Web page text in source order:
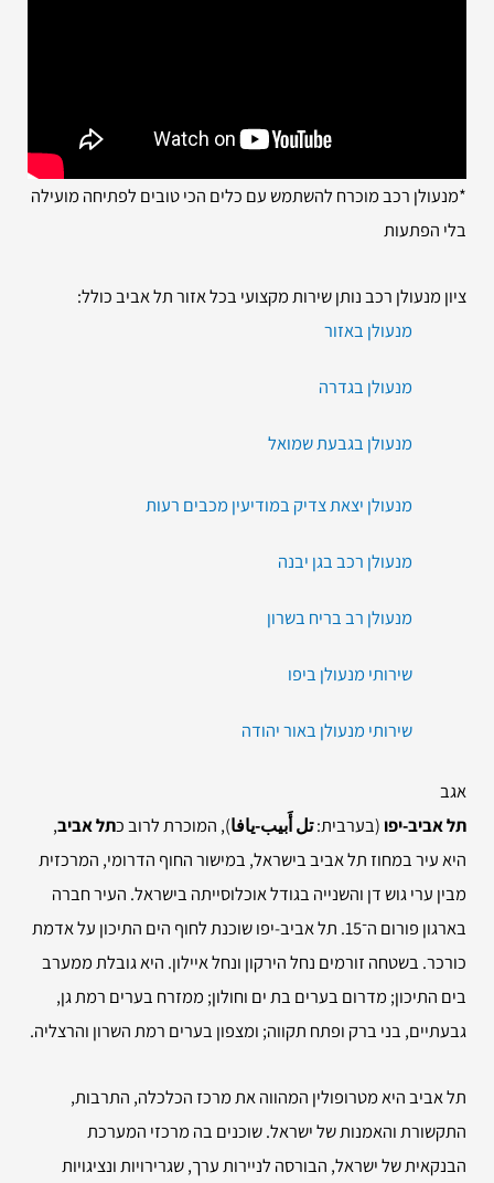
*מנעולן רכב מוכרח להשתמש עם כלים הכי טובים לפתיחה מועילה
בלי הפתעות
ציון מנעולן רכב נותן שירות מקצועי בכל אזור תל אביב כולל:
מנעולן באזור
מנעולן בגדרה
מנעולן בגבעת שמואל
מנעולן יצאת צדיק במודיעין מכבים רעות
מנעולן רכב בגן יבנה
מנעולן רב בריח בשרון
שירותי מנעולן ביפו
שירותי מנעולן באור יהודה
אגב
תל אביב-יפו(בערבית:تل أَبيب-يافا), המוכרת לרוב כתל אביב,
היא עיר במחוז תל אביב בישראל, במישור החוף הדרומי, המרכזית
מבין ערי גוש דן והשנייה בגודל אוכלוסייתה בישראל. העיר חברה
בארגון פורום ה־15. תל אביב-יפו שוכנת לחוף הים התיכון על אדמת
כורכר. בשטחה זורמים נחל הירקון ונחל איילון. היא גובלת ממערב
בים התיכון; מדרום בערים בת ים וחולון; ממזרח בערים רמת גן,
גבעתיים, בני ברק ופתח תקווה; ומצפון בערים רמת השרון והרצליה.
תל אביב היא מטרופולין המהווה את מרכז הכלכלה, התרבות,
התקשורת והאמנות של ישראל. שוכנים בה מרכזי המערכת
הבנקאית של ישראל, הבורסה לניירות ערך, שגרירויות ונציגויות